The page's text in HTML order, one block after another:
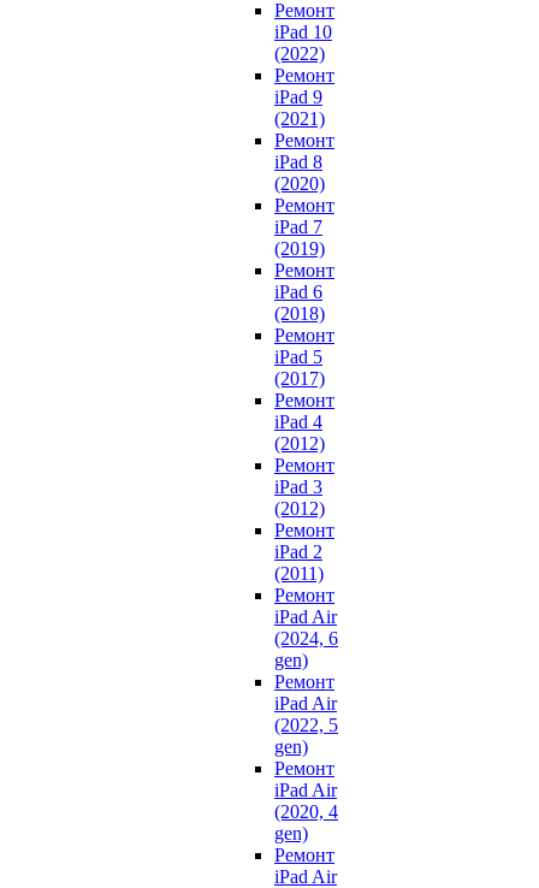
Ремонт
iPad 10
(2022)
Ремонт
iPad 9
(2021)
Ремонт
iPad 8
(2020)
Ремонт
iPad 7
(2019)
Ремонт
iPad 6
(2018)
Ремонт
iPad 5
(2017)
Ремонт
iPad 4
(2012)
Ремонт
iPad 3
(2012)
Ремонт
iPad 2
(2011)
Ремонт
iPad Air
(2024, 6
gen)
Ремонт
iPad Air
(2022, 5
gen)
Ремонт
iPad Air
(2020, 4
gen)
Ремонт
iPad Air